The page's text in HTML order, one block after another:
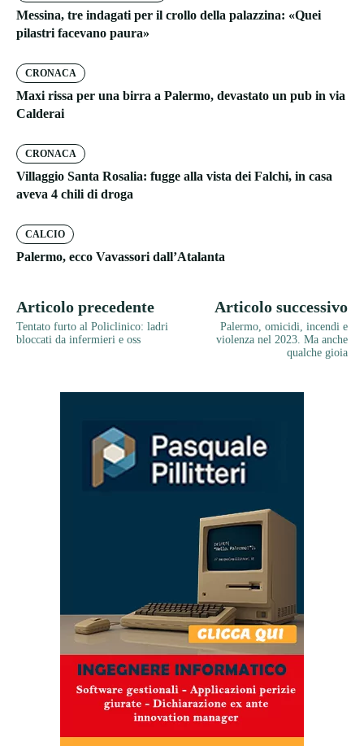
Messina, tre indagati per il crollo della palazzina: «Quei
pilastri facevano paura»
CRONACA
Maxi rissa per una birra a Palermo, devastato un pub in via
Calderai
CRONACA
Villaggio Santa Rosalia: fugge alla vista dei Falchi, in casa
aveva 4 chili di droga
CALCIO
Palermo, ecco Vavassori dall’Atalanta
Articolo precedente
Tentato furto al Policlinico: ladri
bloccati da infermieri e oss
Articolo successivo
Palermo, omicidi, incendi e
violenza nel 2023. Ma anche
qualche gioia